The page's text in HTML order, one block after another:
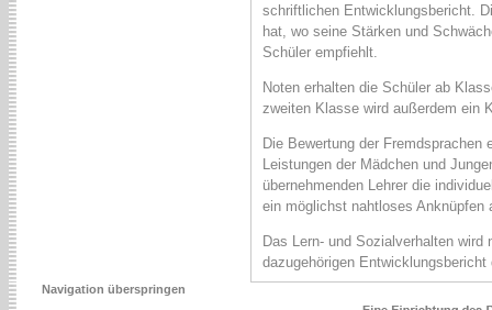
schriftlichen Entwicklungsbericht.
hat, wo seine Stärken und
Schüler empfiehlt.
Noten erhalten die Schüler ab
zweiten Klasse wird außerdem ein
Die Bewertung der
Leistungen der Mädchen und
übernehmenden Lehrer die
ein möglichst nahtloses
Das Lern- und Sozialverhalten
dazugehörigen Entwicklungsbericht
Navigation überspringen